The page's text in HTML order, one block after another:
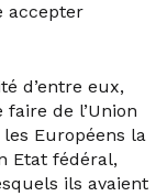
accepter
d’entre eux,
de l’Union
Européens la
Etat fédéral,
ils avaient